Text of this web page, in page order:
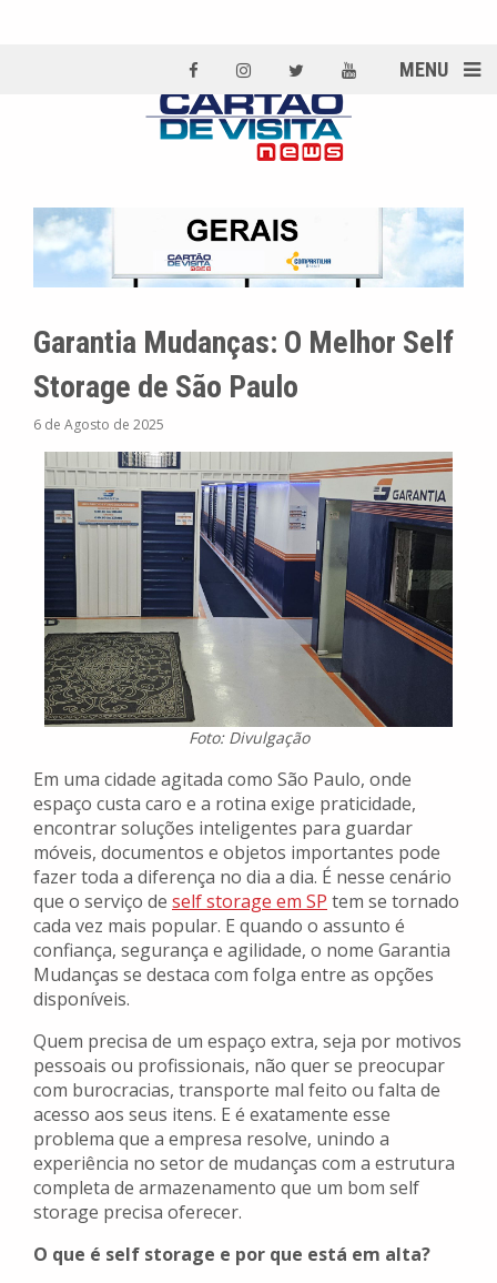
MENU
Garantia Mudanças: O Melhor Self
Storage de São Paulo
6 de Agosto de 2025
Foto: Divulgação
Em uma cidade agitada como São Paulo, onde
espaço custa caro e a rotina exige praticidade,
encontrar soluções inteligentes para guardar
móveis, documentos e objetos importantes pode
fazer toda a diferença no dia a dia. É nesse cenário
que o serviço de self storage em SP tem se tornado
cada vez mais popular. E quando o assunto é
confiança, segurança e agilidade, o nome Garantia
Mudanças se destaca com folga entre as opções
disponíveis.
Quem precisa de um espaço extra, seja por motivos
pessoais ou profissionais, não quer se preocupar
com burocracias, transporte mal feito ou falta de
acesso aos seus itens. E é exatamente esse
problema que a empresa resolve, unindo a
experiência no setor de mudanças com a estrutura
completa de armazenamento que um bom self
storage precisa oferecer.
O que é self storage e por que está em alta?